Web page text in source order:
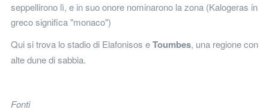
seppellirono lì, e in suo onore nominarono la zona (Kalogeras in
greco significa "monaco")
Qui si trova lo stadio di Elafonisos eToumbes, una regione con
alte dune di sabbia.
Fonti